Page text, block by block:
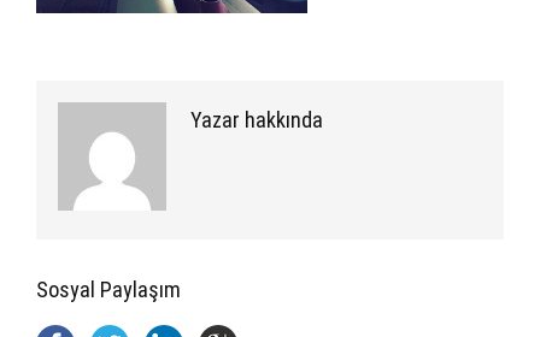
Yazar hakkında
Sosyal Paylaşım